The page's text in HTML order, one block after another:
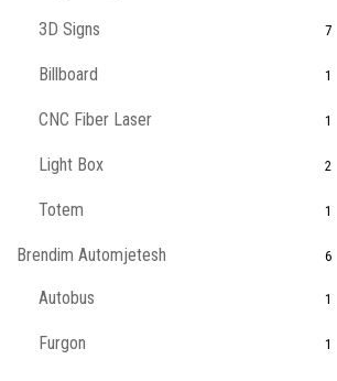
3D Signs 7
Billboard 1
CNC Fiber Laser 1
Light Box 2
Totem 1
Brendim Automjetesh 6
Autobus 1
Furgon 1